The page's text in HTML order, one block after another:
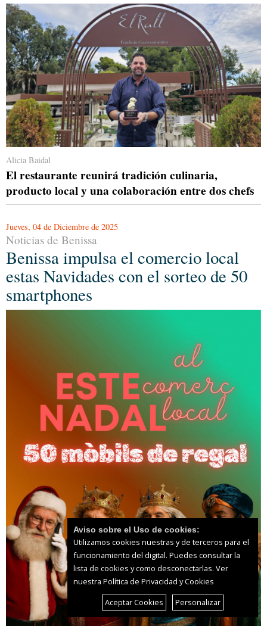
Alicia Baidal
El restaurante reunirá tradición culinaria,
producto local y una colaboración entre dos chefs
Jueves, 04 de Diciembre de 2025
Noticias de Benissa
Benissa impulsa el comercio local
estas Navidades con el sorteo de 50
smartphones
Aviso sobre el Uso de cookies:
Utilizamos cookies nuestras y de terceros para el
funcionamiento del digital. Puedes consultar la
lista de cookies y como desconectarlas. Ver
nuestra Política de Privacidad y Cookies
Aceptar Cookies
Personalizar